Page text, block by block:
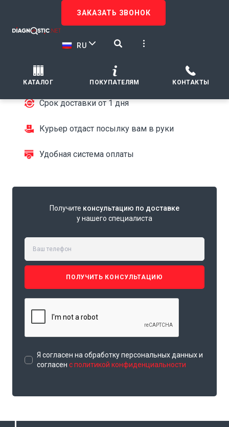
ЗАКАЗАТЬ ЗВОНОК
RU
КАТАЛОГ ПОКУПАТЕЛЯМ КОНТАКТЫ
ДОСТАВКА
Быстрая доставка
Только проверенные курьерские службы
Срок доставки от 1 дня
Курьер отдаст посылку вам в руки
Удобная система оплаты
Получите консультацию по доставке
у нашего специалиста
ПОЛУЧИТЬ КОНСУЛЬТАЦИЮ
Я согласен на обработку персональных данных и
согласен с политикой конфиденциальности